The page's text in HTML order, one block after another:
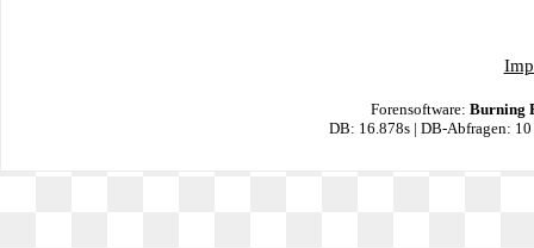
Forensoftware: Burning
DB: 16.878s | DB-Abfragen: